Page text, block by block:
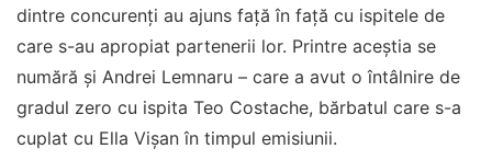
dintre concurenți au ajuns față în față cu ispitele de
care s-au apropiat partenerii lor. Printre aceștia se
numără și Andrei Lemnaru – care a avut o întâlnire de
gradul zero cu ispita Teo Costache, bărbatul care s-a
cuplat cu Ella Vișan în timpul emisiunii.